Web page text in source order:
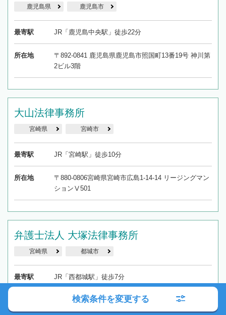
鹿児島県 鹿児島市
最寄駅 JR「鹿児島中央駅」徒歩22分
所在地
〒892-0841 鹿児島県鹿児島市照国町13番19号 神川第
2ビル3階
大山法律事務所
宮崎県 宮崎市
最寄駅 JR「宮崎駅」徒歩10分
所在地
〒880-0806宮崎県宮崎市広島1-14-14 リージングマン
ションⅤ501
弁護士法人 大塚法律事務所
宮崎県 都城市
最寄駅 JR「西都城駅」徒歩7分
〒885-0075 宮崎県都城市八幡町1-1-1
検索条件を変更する